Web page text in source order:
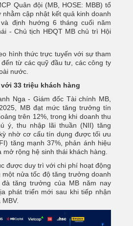
Quân đội (MB, HOSE: MBB) tổ
cập nhật kết quả kinh doanh
định hướng 6 tháng cuối năm
- Chủ tịch HĐQT MB chủ trì Hội
hình thức trực tuyến với sự tham
từ các quỹ đầu tư, các công ty
nước.
33 triệu khách hàng
Nga - Giám đốc Tài chính MB,
MB đạt mức tăng trưởng tín
trên 12%, trong khi doanh thu
ý, thu nhập lãi thuần (NII) tăng
nhờ cơ cấu tín dụng được tối ưu
tăng mạnh 37%, phản ánh hiệu
rộng hệ sinh thái khách hàng.
được duy trì với chi phí hoạt động
một nửa tốc độ tăng trưởng doanh
tăng trưởng của MB năm nay
phát triển mới sau khi tiếp nhận